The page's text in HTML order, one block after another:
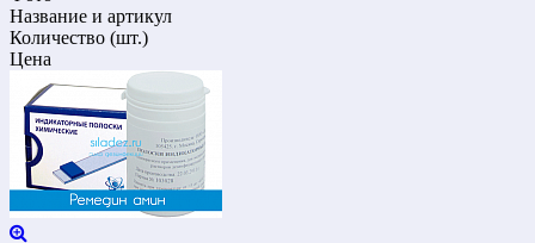
Название и артикул
Количество (шт.)
Цена